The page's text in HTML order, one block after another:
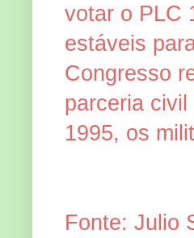
votar o PLC
estáveis
Congresso
parceria
1995, os
Fonte: Julio